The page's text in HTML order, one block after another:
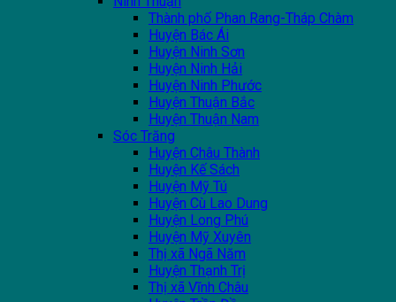
Thành phố Phan Rang-Tháp Chàm
Huyện Bác Ái
Huyện Ninh Sơn
Huyện Ninh Hải
Huyện Ninh Phước
Huyện Thuận Bắc
Huyện Thuận Nam
Sóc Trăng
Huyện Châu Thành
Huyện Kế Sách
Huyện Mỹ Tú
Huyện Cù Lao Dung
Huyện Long Phú
Huyện Mỹ Xuyên
Thị xã Ngã Năm
Huyện Thạnh Trị
Thị xã Vĩnh Châu